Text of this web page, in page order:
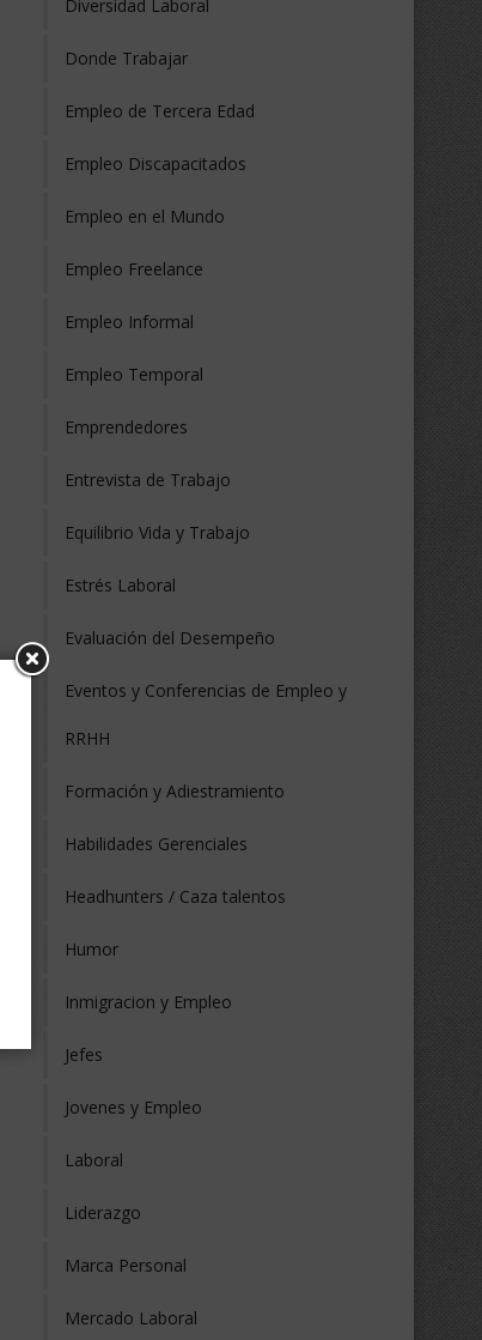
Diversidad Laboral
Donde Trabajar
Empleo de Tercera Edad
Empleo Discapacitados
Empleo en el Mundo
Empleo Freelance
Empleo Informal
Empleo Temporal
Emprendedores
Entrevista de Trabajo
Equilibrio Vida y Trabajo
Estrés Laboral
Evaluación del Desempeño
Eventos y Conferencias de Empleo y
RRHH
Formación y Adiestramiento
Habilidades Gerenciales
Headhunters / Caza talentos
Humor
Inmigracion y Empleo
Jefes
Jovenes y Empleo
Laboral
Liderazgo
Marca Personal
Mercado Laboral